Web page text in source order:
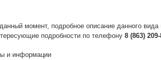
момент, подробное описание данного
подробности по телефону 8 (863)
и информации